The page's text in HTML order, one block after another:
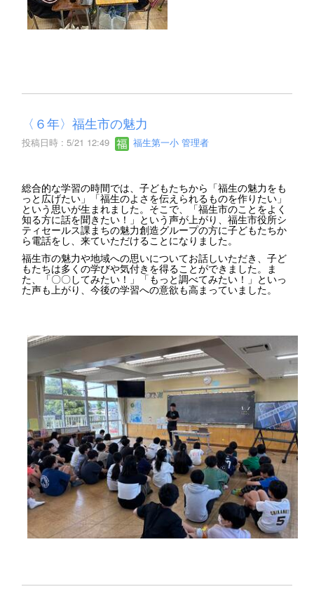
〈６年〉福生市の魅力
投稿日時 : 5/21 12:49 福生第一小 管理者
総合的な学習の時間では、子どもたちから「福生の魅力をも
っと広げたい」「福生のよさを伝えられるものを作りたい」
という思いが生まれました。そこで、「福生市のことをよく
知る方に話を聞きたい！」という声が上がり、福生市役所シ
ティセールス課まちの魅力創造グループの方に子どもたちか
ら電話をし、来ていただけることになりました。
福生市の魅力や地域への思いについてお話しいただき、子ど
もたちは多くの学びや気付きを得ることができました。ま
た、「〇〇してみたい！」「もっと調べてみたい！」といっ
た声も上がり、今後の学習への意欲も高まっていました。